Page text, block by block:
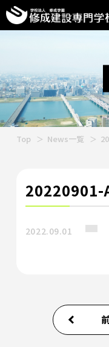
Top News一覧
20220901-
2022.09.01